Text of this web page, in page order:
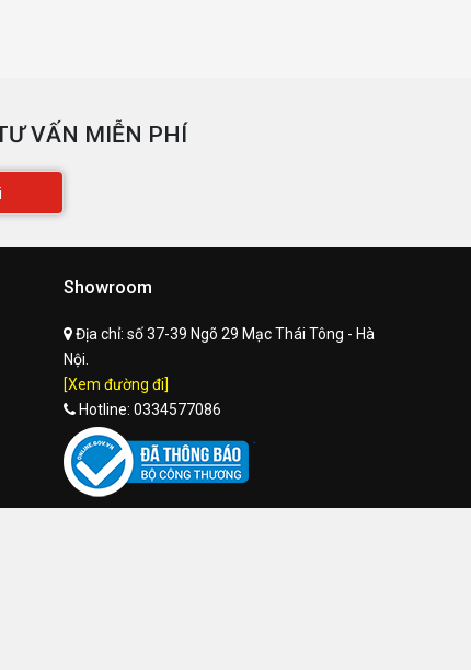
VẤN MIỄN PHÍ
Showroom
Địa chỉ: số 37-39 Ngõ 29 Mạc Thái Tông - Hà
Nội.
[Xem đường đi]
Hotline: 0334577086